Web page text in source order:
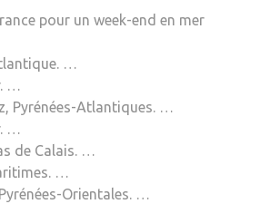
pour un week-end en mer
…
…
Pyrénées-Atlantiques. …
…
de Calais. …
…
Orientales. …